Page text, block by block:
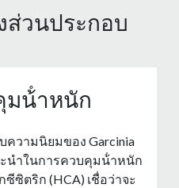
ส่วนประกอบ
มน้ําหนัก
วามนิยมของ Garcinia
นําในการควบคุมน้ําหนัก
ซิตริก (HCA) เชื่อว่าจะ